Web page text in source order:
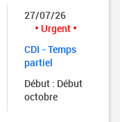
27/07/26
Urgent
CDI - Temps
partiel
Début : Début
octobre